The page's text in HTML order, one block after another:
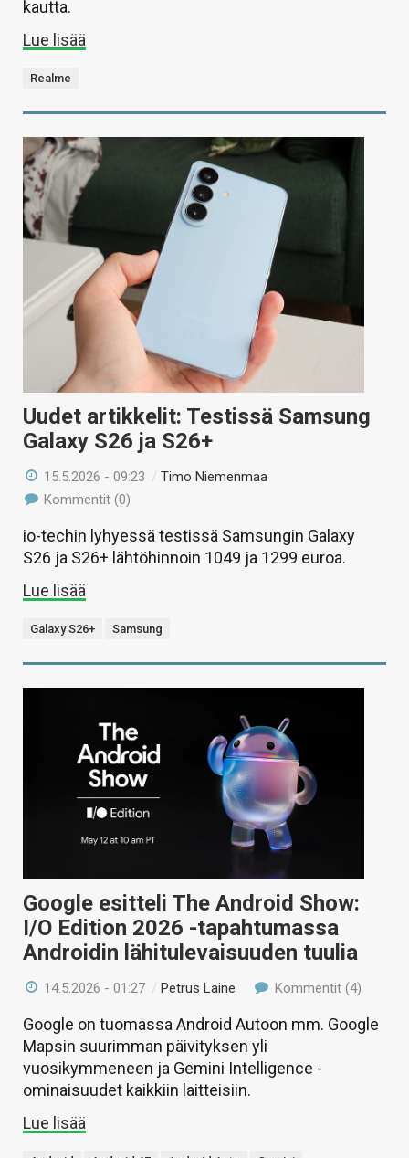
kautta.
Lue lisää
Realme
Uudet artikkelit: Testissä Samsung
Galaxy S26 ja S26+
15.5.2026 - 09:23 /Timo Niemenmaa
Kommentit (0)
io-techin lyhyessä testissä Samsungin Galaxy
S26 ja S26+ lähtöhinnoin 1049 ja 1299 euroa.
Lue lisää
Galaxy S26+ Samsung
Google esitteli The Android Show:
I/O Edition 2026 -tapahtumassa
Androidin lähitulevaisuuden tuulia
14.5.2026 - 01:27 /Petrus Laine Kommentit (4)
Google on tuomassa Android Autoon mm. Google
Mapsin suurimman päivityksen yli
vuosikymmeneen ja Gemini Intelligence -
ominaisuudet kaikkiin laitteisiin.
Lue lisää